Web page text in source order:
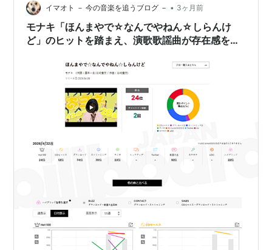
イマオト － 今の音楽を追うブログ － • 3ヶ月前
モナキ「ほんまやで☆なんでやねん☆しらんけ
ど」のヒットを踏まえ、演歌歌謡曲が存在感を高